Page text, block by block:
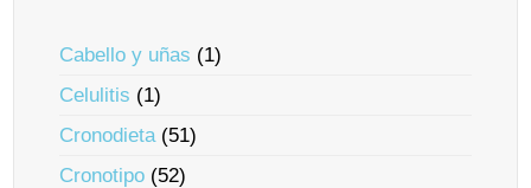
Cabello y uñas (1)
Celulitis (1)
Cronodieta(51)
Cronotipo (52)